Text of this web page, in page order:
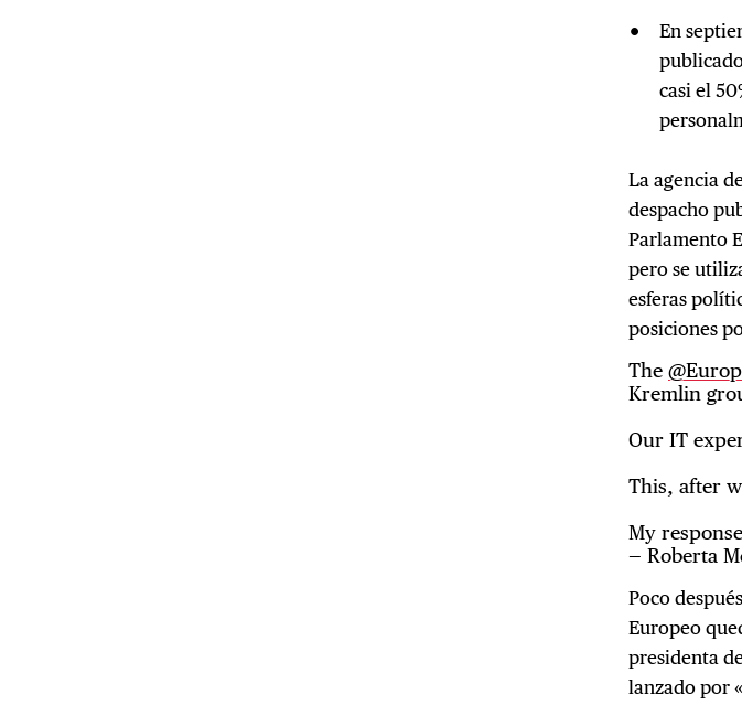
En
casi el
La agencia
despacho
Parlamento
pero se
esferas
posiciones
The
Kremlin
Our IT
This, after
My
— Roberta
Poco
Europeo
presidenta
lanzado por